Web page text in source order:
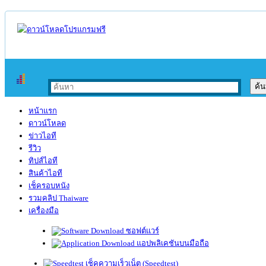
หน้าแรก
ดาวน์โหลด
ข่าวไอที
รีวิว
ทิปส์ไอที
สินค้าไอที
เช็ครอบหนัง
รวมคลิป Thaiware
เครื่องมือ
ซอฟต์แวร์
แอปพลิเคชันบนมือถือ
เช็คความเร็วเน็ต (Speedtest)